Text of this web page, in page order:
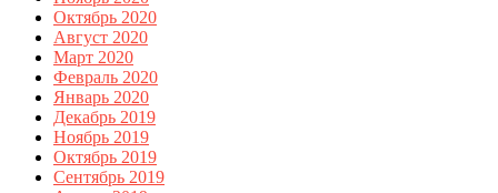
Октябрь 2020
Август 2020
Март 2020
Февраль 2020
Январь 2020
Декабрь 2019
Ноябрь 2019
Октябрь 2019
Сентябрь 2019